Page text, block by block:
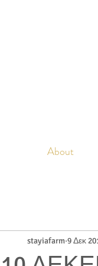
About
stayiafarm 9 Δεκ